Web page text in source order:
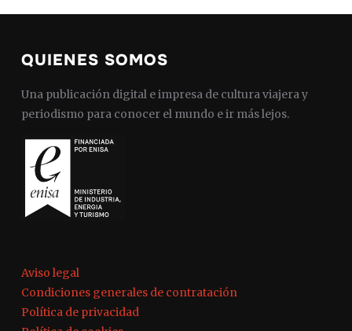
QUIENES SOMOS
Una publicación digital e impresa de cultura viajera y
periodismo para conocer el mundo e ir más lejos.
Aviso legal
Condiciones generales de contratación
Política de privacidad